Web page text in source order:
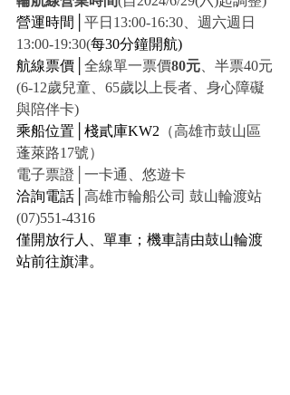
營運時間│ 平日13:00-16:30、週六週日
13:00-19:30(每30分鐘開航)
航線票價│ 全線單一票價80元 、半票40元
(6-12歲兒童、65歲以上長者、身心障礙
與陪伴卡)
乘船位置│棧貳庫KW2 （高雄市鼓山區
蓬萊路17號）
電子票證│一卡通、悠遊卡
洽詢電話│ 高雄市輪船公司 鼓山輪渡站
(07)551-4316
僅開放行人、單車；機車請由鼓山輪渡
站前往旗津。